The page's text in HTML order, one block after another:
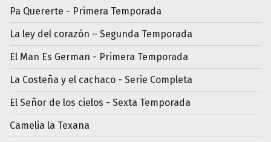
Pa Quererte - Primera Temporada
La ley del corazón – Segunda Temporada
El Man Es German - Primera Temporada
La Costeña y el cachaco - Serie Completa
El Señor de los cielos - Sexta Temporada
Camelia la Texana